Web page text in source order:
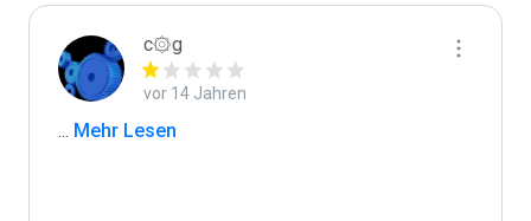
c۞g
vor 14 Jahren
... Mehr Lesen